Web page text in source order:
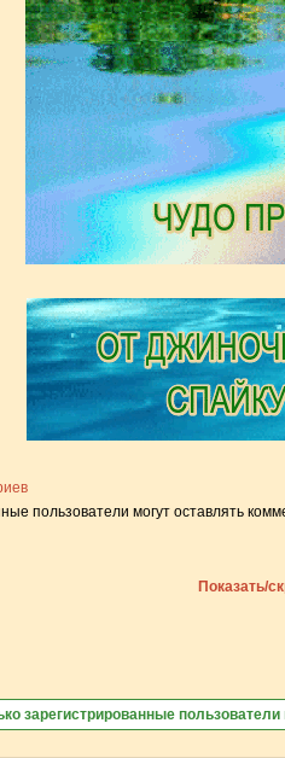
пользователи могут оставлять
Показать/
зарегистрированные